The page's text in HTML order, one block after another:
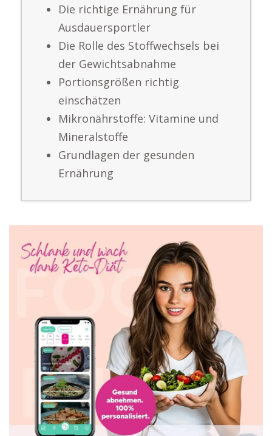
Die richtige Ernährung für
Ausdauersportler
Die Rolle des Stoffwechsels bei
der Gewichtsabnahme
Portionsgrößen richtig
einschätzen
Mikronährstoffe: Vitamine und
Mineralstoffe
Grundlagen der gesunden
Ernährung